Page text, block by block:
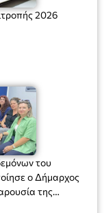
2026
του
ο Δήμαρχος
της
Χαΐτα.